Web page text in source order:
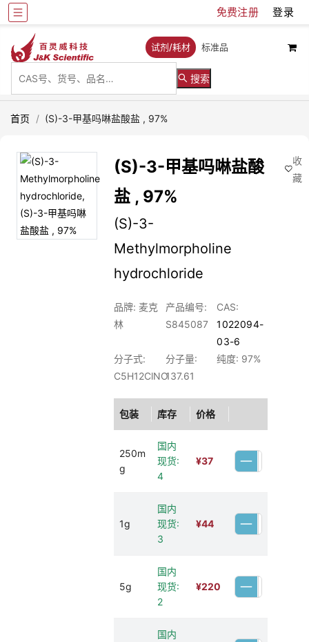
免费注册 登录
试剂/耗材 标准品
搜索
首页 / (S)-3-甲基吗啉盐酸盐 , 97%
(S)-3-甲基吗啉盐酸
盐 , 97%
(S)-3-
Methylmorpholine
hydrochloride
品牌: 麦克
林
产品编号:
S845087
CAS:
1022094-
03-6
分子式:
C5H12ClNO
分子量:
137.61
纯度: 97%
包装 库存 价格
250m
g
国内
现货:
4
¥37
1g
国内
现货:
3
¥44
5g
国内
现货:
2
¥220
国内
收
藏